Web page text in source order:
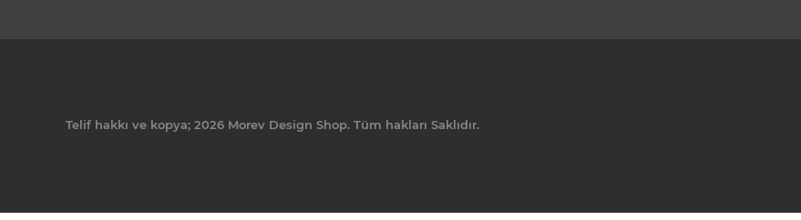
Telif hakkı ve kopya; 2026 Morev Design Shop. Tüm hakları Saklıdır.